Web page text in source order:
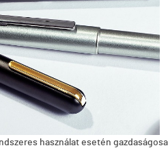
használat esetén